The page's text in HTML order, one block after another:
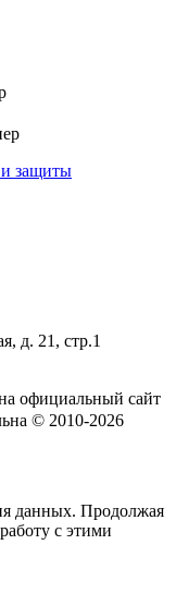
защиты
д. 21, стр.1
официальный сайт
© 2010-2026
данных. Продолжая
с этими